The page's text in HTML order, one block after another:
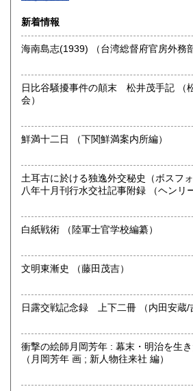
最寄駅：神保町駅
営業時間：11:00〜18:00
定休日：年中無休 ※年末年始(12/31～
書籍の買取について
日本全国無料出張買取りお引き受けいた
まずは、フリーダイヤル 0120-68-
い。
総記、哲学宗教、歴史、社会科学、自
語国文、外国文学、古典籍、近代文献
カルチャー、古書一般（その他）
新着情報
海南島志(1939) （台湾総督府官房外
日比谷騒擾事件の顛末 松井茂手記 （松井茂先生自伝刊行
会）
鮮満十二日 （下関鮮満案内所編）
土耳古に於ける独逸外交秘史（ボスフ
八年十月刊行水交社記事附録 （ヘンリー・モルゲンソー 石
白紙戦術 （陸軍士官学校編纂）
文明東漸史 （藤田茂吉）
日露交戦記念録 上下二
衝撃の絵師月岡芳年 : 幕末・明治を生
（月岡芳年 画 ; 新人物往来社 編）